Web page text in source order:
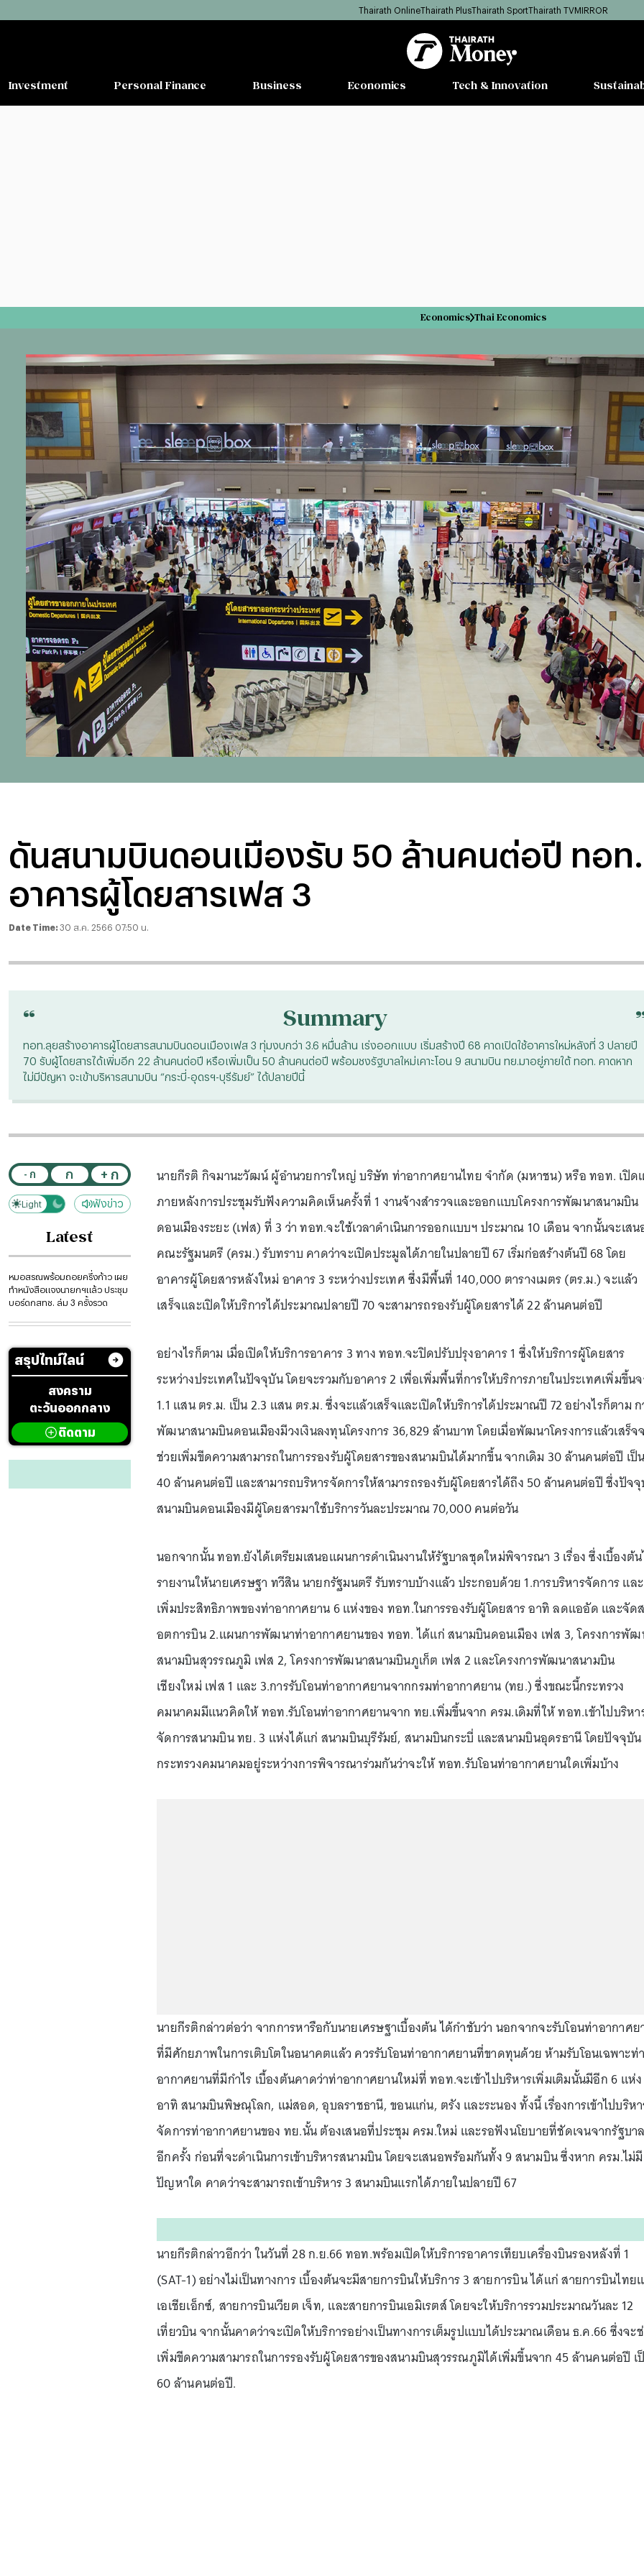
Thairath OnlineThairath PlusThairath SportThairath TVMIRROR
Investment Personal Finance Business Economics Tech & Innovation
Economics Thai Economics
ดันสนามบินดอนเมืองรับ 50 ล้านคนต่อปี ทอ
อาคารผู้โดยสารเฟส 3
Date Time: 30 ส.ค. 2566 07:50 น.
“ Summary
ทอท.ลุยสร้างอาคารผู้โดยสารสนามบินดอนเมืองเฟส 3 ทุ่มงบกว่า 3.6 หมื่นล้าน เร่งออกแบบ เริ่มสร้างปี 68 คาดเปิดใช้อาคารใหม่หลังที่ 3 ปลายปี
70 รับผู้โดยสารได้เพิ่มอีก 22 ล้านคนต่อปี หรือเพิ่มเป็น 50 ล้านคนต่อปี พร้อมชงรัฐบาลใหม่เคาะโอน 9 สนามบิน ทย.มาอยู่ภายใต้ ทอท. คาดหาก
ไม่มีปัญหา จะเข้าบริหารสนามบิน “กระบี่-อุดรฯ-บุรีรัมย์” ได้ปลายปีนี้
- ก ก + ก
Dark
Light ฟังข่าว
Latest
หมอสรณพร้อมถอยครึ่งก้าว เผย
ทำหนังสือแจงนายกฯแล้ว ประชุม
บอร์ดกสทช. ล่ม 3 ครั้งรวด
สรุปไทม์ไลน์
สงคราม
ตะวันออกกลาง
ติดตาม
นายกีรติ กิจมานะวัฒน์ ผู้อำนวยการใหญ่ บริษัท ท่าอากาศยานไทย จำกัด (มหาชน) หรือ ทอท. เปิด
ภายหลังการประชุมรับฟังความคิดเห็นครั้งที่ 1 งานจ้างสำรวจและออกแบบโครงการพัฒนาสนามบิน
ดอนเมืองระยะ (เฟส) ที่ 3 ว่า ทอท.จะใช้เวลาดำเนินการออกแบบฯ ประมาณ 10 เดือน จากนั้นจะเส
คณะรัฐมนตรี (ครม.) รับทราบ คาดว่าจะเปิดประมูลได้ภายในปลายปี 67 เริ่มก่อสร้างต้นปี 68 โดย
อาคารผู้โดยสารหลังใหม่ อาคาร 3 ระหว่างประเทศ ซึ่งมีพื้นที่ 140,000 ตารางเมตร (ตร.ม.) จะแล้ว
เสร็จและเปิดให้บริการได้ประมาณปลายปี 70 จะสามารถรองรับผู้โดยสารได้ 22 ล้านคนต่อปี
อย่างไรก็ตาม เมื่อเปิดให้บริการอาคาร 3 ทาง ทอท.จะปิดปรับปรุงอาคาร 1 ซึ่งให้บริการผู้โดยสาร
ระหว่างประเทศในปัจจุบัน โดยจะรวมกับอาคาร 2 เพื่อเพิ่มพื้นที่การให้บริการภายในประเทศเพิ่มขึ้น
1.1 แสน ตร.ม. เป็น 2.3 แสน ตร.ม. ซึ่งจะแล้วเสร็จและเปิดให้บริการได้ประมาณปี 72 อย่างไรก็ตาม
พัฒนาสนามบินดอนเมืองมีวงเงินลงทุนโครงการ 36,829 ล้านบาท โดยเมื่อพัฒนาโครงการแล้วเสร็จ
ช่วยเพิ่มขีดความสามารถในการรองรับผู้โดยสารของสนามบินได้มากขึ้น จากเดิม 30 ล้านคนต่อปี เป็
40 ล้านคนต่อปี และสามารถบริหารจัดการให้สามารถรองรับผู้โดยสารได้ถึง 50 ล้านคนต่อปี ซึ่งปัจ
สนามบินดอนเมืองมีผู้โดยสารมาใช้บริการวันละประมาณ 70,000 คนต่อวัน
นอกจากนั้น ทอท.ยังได้เตรียมเสนอแผนการดำเนินงานให้รัฐบาลชุดใหม่พิจารณา 3 เรื่อง ซึ่งเบื้องต้
รายงานให้นายเศรษฐา ทวีสิน นายกรัฐมนตรี รับทราบบ้างแล้ว ประกอบด้วย 1.การบริหารจัดการ และ
เพิ่มประสิทธิภาพของท่าอากาศยาน 6 แห่งของ ทอท.ในการรองรับผู้โดยสาร อาทิ ลดแออัด และจัด
อตการบิน 2.แผนการพัฒนาท่าอากาศยานของ ทอท. ได้แก่ สนามบินดอนเมือง เฟส 3, โครงการพั
สนามบินสุวรรณภูมิ เฟส 2, โครงการพัฒนาสนามบินภูเก็ต เฟส 2 และโครงการพัฒนาสนามบิน
เชียงใหม่ เฟส 1 และ 3.การรับโอนท่าอากาศยานจากกรมท่าอากาศยาน (ทย.) ซึ่งขณะนี้กระทรวง
คมนาคมมีแนวคิดให้ ทอท.รับโอนท่าอากาศยานจาก ทย.เพิ่มขึ้นจาก ครม.เดิมที่ให้ ทอท.เข้าไปบริหา
จัดการสนามบิน ทย. 3 แห่งได้แก่ สนามบินบุรีรัมย์, สนามบินกระบี่ และสนามบินอุดรธานี โดยปัจจุบัน
กระทรวงคมนาคมอยู่ระหว่างการพิจารณาร่วมกันว่าจะให้ ทอท.รับโอนท่าอากาศยานใดเพิ่มบ้าง
นายกีรติกล่าวต่อว่า จากการหารือกับนายเศรษฐาเบื้องต้น ได้กำชับว่า นอกจากจะรับโอนท่าอากาศ
ที่มีศักยภาพในการเติบโตในอนาคตแล้ว ควรรับโอนท่าอากาศยานที่ขาดทุนด้วย ห้ามรับโอนเฉพาะท่า
อากาศยานที่มีกำไร เบื้องต้นคาดว่าท่าอากาศยานใหม่ที่ ทอท.จะเข้าไปบริหารเพิ่มเติมนั้นมีอีก 6 แห่ง
อาทิ สนามบินพิษณุโลก, แม่สอด, อุบลราชธานี, ขอนแก่น, ตรัง และระนอง ทั้งนี้ เรื่องการเข้าไปบริห
จัดการท่าอากาศยานของ ทย.นั้น ต้องเสนอที่ประชุม ครม.ใหม่ และรอฟังนโยบายที่ชัดเจนจากรัฐบา
อีกครั้ง ก่อนที่จะดำเนินการเข้าบริหารสนามบิน โดยจะเสนอพร้อมกันทั้ง 9 สนามบิน ซึ่งหาก ครม.ไม่มี
ปัญหาใด คาดว่าจะสามารถเข้าบริหาร 3 สนามบินแรกได้ภายในปลายปี 67
นายกีรติกล่าวอีกว่า ในวันที่ 28 ก.ย.66 ทอท.พร้อมเปิดให้บริการอาคารเทียบเครื่องบินรองหลังที่ 1
(SAT-1) อย่างไม่เป็นทางการ เบื้องต้นจะมีสายการบินให้บริการ 3 สายการบิน ได้แก่ สายการบินไทย
เอเชียเอ็กซ์, สายการบินเวียต เจ็ท, และสายการบินเอมิเรตส์ โดยจะให้บริการรวมประมาณวันละ 12
เที่ยวบิน จากนั้นคาดว่าจะเปิดให้บริการอย่างเป็นทางการเต็มรูปแบบได้ประมาณเดือน ธ.ค.66 ซึ่งจะ
เพิ่มขีดความสามารถในการรองรับผู้โดยสารของสนามบินสุวรรณภูมิได้เพิ่มขึ้นจาก 45 ล้านคนต่อปี เ
60 ล้านคนต่อปี.